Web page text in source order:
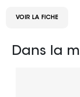
VOIR LA FICHE
Dans la